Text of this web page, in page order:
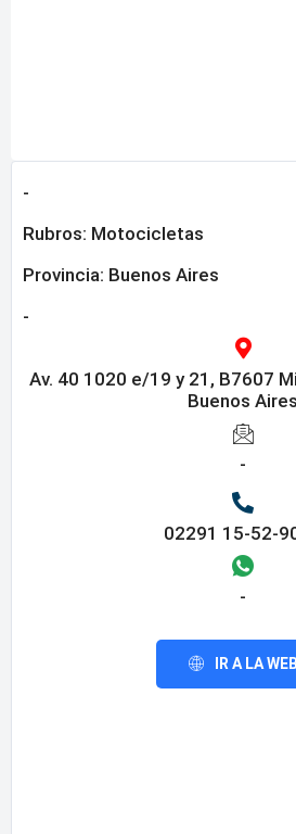
-
Rubros: Motocicletas
Provincia: Buenos Aires
-
Av. 40 1020 e/19 y 21, B7607
Buenos Aires
-
02291 15-52-
-
IR A LA WEB